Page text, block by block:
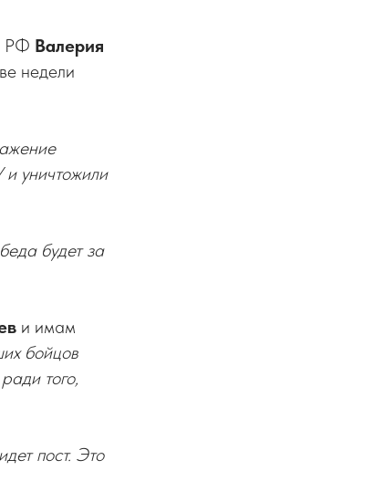
РФ Валерия
недели
уничтожили
будет за
и имам
бойцов
того,
пост. Это